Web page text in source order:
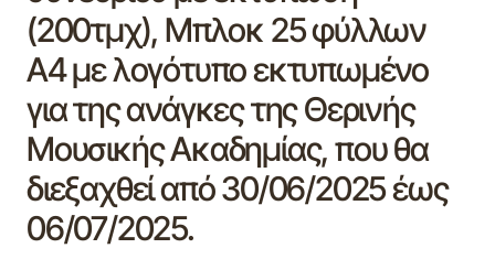
(200τμχ), Μπλοκ 25 φύλλων
Α4 με λογότυπο εκτυπωμένο
για της ανάγκες της Θερινής
Μουσικής Ακαδημίας, που θα
διεξαχθεί από 30/06/2025 έως
06/07/2025.